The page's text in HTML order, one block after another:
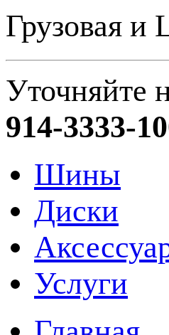
Грузовая и
Уточняйте
914-3333-
Шины
Диски
Услуги